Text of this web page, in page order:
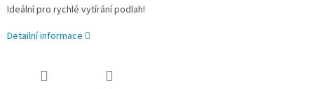
Ideální pro rychlé vytírání podlah!
Detailní informace